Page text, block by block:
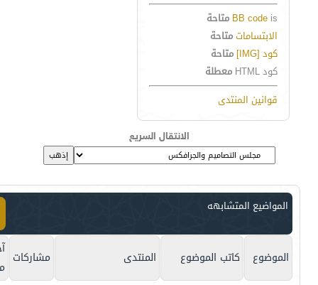
BB code is
متاحة
الابتساماتمتاحة
كود [IMG]
متاحة
كود HTML
معطلة
قوانين المنتدى
الانتقال السريع
المواضيع المتشابهه
الموضوع كاتب الموضوع المنتدى مشاركات